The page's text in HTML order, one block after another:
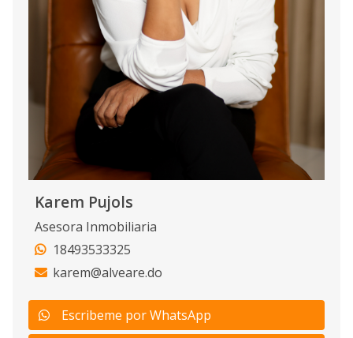
Karem Pujols
Asesora Inmobiliaria
18493533325
karem@alveare.do
Escribeme por WhatsApp